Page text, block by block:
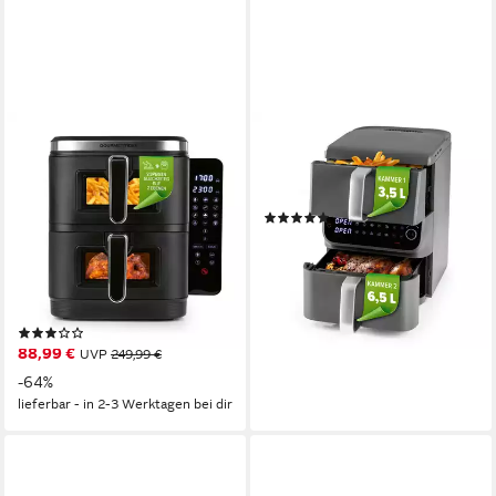
GOURMETMAXX
Heißluftfritteuse FryUp
Vertikale Doppelkammer-
Heißluftfritteuse, 10 l -
Touchscreen, Sichtfenster
Leistung
Kapazität
60-200 °C
Temperatur
88,99 € UVP 249,99 €
-64%
lieferbar - in 2-3 Werktagen bei dir
GOURMETMAXX
Heißluftfritteuse
Leistung
(3)
151,99 €
13,88 €
mtl. in 12 Raten
lieferbar - in 2-3 Werktagen bei dir